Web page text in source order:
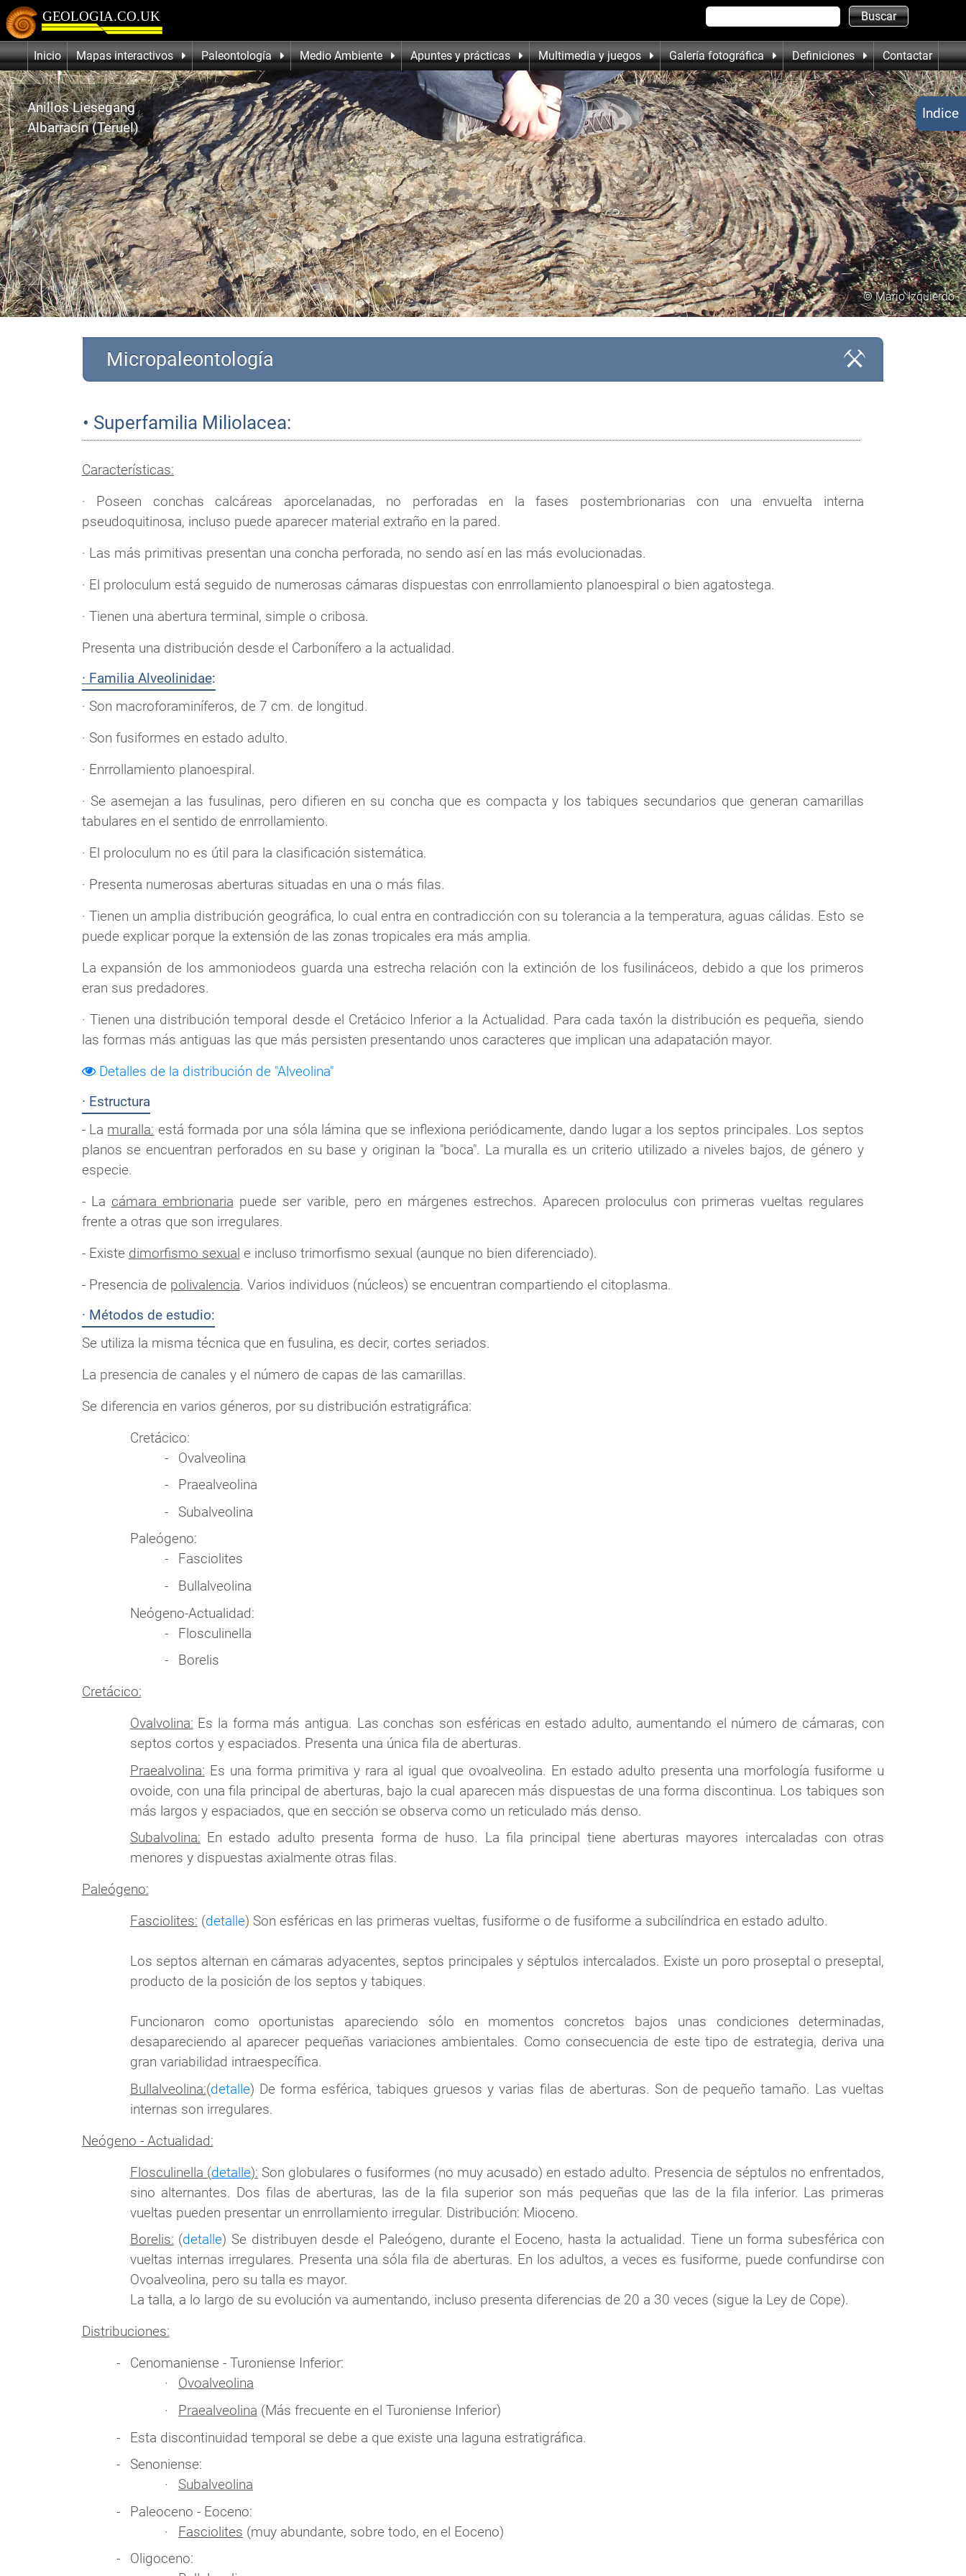
Inicio Mapas interactivos Paleontología Medio Ambiente Apuntes y prácticas Multimedia y juegos Galería fotográfica Definiciones Contactar
© Mario Izquierdo
Anillos Liesegang
Albarracín (Teruel)
Micropaleontología
• Superfamilia Miliolacea:
Características:
· Poseen conchas calcáreas aporcelanadas, no perforadas en la fases postembrionarias con una envuelta interna
pseudoquitinosa, incluso puede aparecer material extraño en la pared.
· Las más primitivas presentan una concha perforada, no sendo así en las más evolucionadas.
· El proloculum está seguido de numerosas cámaras dispuestas con enrrollamiento planoespiral o bien agatostega.
· Tienen una abertura terminal, simple o cribosa.
Presenta una distribución desde el Carbonífero a la actualidad.
· Familia Alveolinidae:
· Son macroforaminíferos, de 7 cm. de longitud.
· Son fusiformes en estado adulto.
· Enrrollamiento planoespiral.
· Se asemejan a las fusulinas, pero difieren en su concha que es compacta y los tabiques secundarios que generan camarillas
tabulares en el sentido de enrrollamiento.
· El proloculum no es útil para la clasificación sistemática.
· Presenta numerosas aberturas situadas en una o más filas.
· Tienen un amplia distribución geográfica, lo cual entra en contradicción con su tolerancia a la temperatura, aguas cálidas. Esto se
puede explicar porque la extensión de las zonas tropicales era más amplia.
La expansión de los ammoniodeos guarda una estrecha relación con la extinción de los fusilináceos, debido a que los primeros
eran sus predadores.
· Tienen una distribución temporal desde el Cretácico Inferior a la Actualidad. Para cada taxón la distribución es pequeña, siendo
las formas más antiguas las que más persisten presentando unos caracteres que implican una adapatación mayor.
Detalles de la distribución de "Alveolina"
· Estructura
- La muralla: está formada por una sóla lámina que se inflexiona periódicamente, dando lugar a los septos principales. Los septos
planos se encuentran perforados en su base y originan la "boca". La muralla es un criterio utilizado a niveles bajos, de género y
especie.
- La cámara embrionaria puede ser varible, pero en márgenes estrechos. Aparecen proloculus con primeras vueltas regulares
frente a otras que son irregulares.
- Existe dimorfismo sexual e incluso trimorfismo sexual (aunque no bien diferenciado).
- Presencia de polivalencia. Varios individuos (núcleos) se encuentran compartiendo el citoplasma.
· Métodos de estudio:
Se utiliza la misma técnica que en fusulina, es decir, cortes seriados.
La presencia de canales y el número de capas de las camarillas.
Se diferencia en varios géneros, por su distribución estratigráfica:
Cretácico:
Ovalveolina
Praealveolina
Subalveolina
Paleógeno:
Fasciolites
Bullalveolina
Neógeno-Actualidad:
Flosculinella
Borelis
Cretácico:
Ovalvolina: Es la forma más antigua. Las conchas son esféricas en estado adulto, aumentando el número de cámaras, con
septos cortos y espaciados. Presenta una única fila de aberturas.
Praealvolina: Es una forma primitiva y rara al igual que ovoalveolina. En estado adulto presenta una morfología fusiforme u
ovoide, con una fila principal de aberturas, bajo la cual aparecen más dispuestas de una forma discontinua. Los tabiques son
más largos y espaciados, que en sección se observa como un reticulado más denso.
Subalvolina: En estado adulto presenta forma de huso. La fila principal tiene aberturas mayores intercaladas con otras
menores y dispuestas axialmente otras filas.
Paleógeno:
Fasciolites: (detalle) Son esféricas en las primeras vueltas, fusiforme o de fusiforme a subcilíndrica en estado adulto.
Los septos alternan en cámaras adyacentes, septos principales y séptulos intercalados. Existe un poro proseptal o preseptal,
producto de la posición de los septos y tabiques.
Funcionaron como oportunistas apareciendo sólo en momentos concretos bajos unas condiciones determinadas,
desapareciendo al aparecer pequeñas variaciones ambientales. Como consecuencia de este tipo de estrategia, deriva una
gran variabilidad intraespecífica.
Bullalveolina:(detalle) De forma esférica, tabiques gruesos y varias filas de aberturas. Son de pequeño tamaño. Las vueltas
internas son irregulares.
Neógeno - Actualidad:
Flosculinella (detalle): Son globulares o fusiformes (no muy acusado) en estado adulto. Presencia de séptulos no enfrentados,
sino alternantes. Dos filas de aberturas, las de la fila superior son más pequeñas que las de la fila inferior. Las primeras
vueltas pueden presentar un enrrollamiento irregular. Distribución: Mioceno.
Borelis: (detalle) Se distribuyen desde el Paleógeno, durante el Eoceno, hasta la actualidad. Tiene un forma subesférica con
vueltas internas irregulares. Presenta una sóla fila de aberturas. En los adultos, a veces es fusiforme, puede confundirse con
Ovoalveolina, pero su talla es mayor.
La talla, a lo largo de su evolución va aumentando, incluso presenta diferencias de 20 a 30 veces (sigue la Ley de Cope).
Distribuciones:
Cenomaniense - Turoniense Inferior:
Ovoalveolina
Praealveolina (Más frecuente en el Turoniense Inferior)
Esta discontinuidad temporal se debe a que existe una laguna estratigráfica.
Senoniense:
Subalveolina
Paleoceno - Eoceno:
Fasciolites (muy abundante, sobre todo, en el Eoceno)
Oligoceno:
Indice